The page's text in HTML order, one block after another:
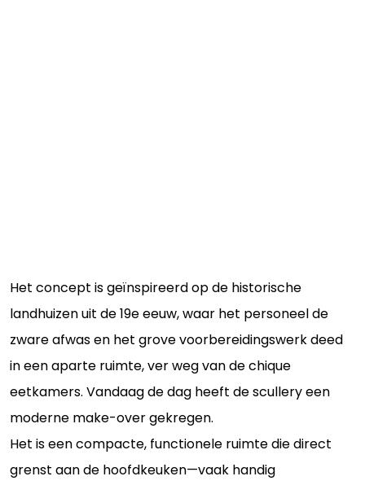
Het concept is geïnspireerd op de historische
landhuizen uit de 19e eeuw, waar het personeel de
zware afwas en het grove voorbereidingswerk deed
in een aparte ruimte, ver weg van de chique
eetkamers. Vandaag de dag heeft de scullery een
moderne make-over gekregen.
Het is een compacte, functionele ruimte die direct
grenst aan de hoofdkeuken—vaak handig